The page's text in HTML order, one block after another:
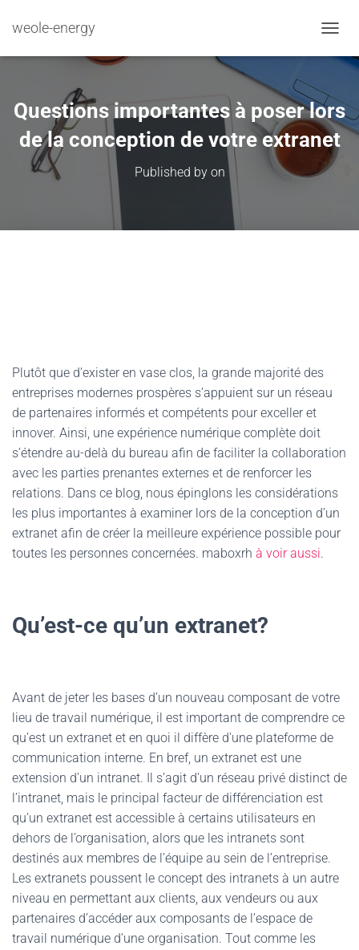
weole-energy
Questions importantes à poser lors
de la conception de votre extranet
Published by on
Plutôt que d’exister en vase clos, la grande majorité des
entreprises modernes prospères s’appuient sur un réseau
de partenaires informés et compétents pour exceller et
innover. Ainsi, une expérience numérique complète doit
s’étendre au-delà du bureau afin de faciliter la collaboration
avec les parties prenantes externes et de renforcer les
relations. Dans ce blog, nous épinglons les considérations
les plus importantes à examiner lors de la conception d’un
extranet afin de créer la meilleure expérience possible pour
toutes les personnes concernées. maboxrh à voir aussi.
Qu’est-ce qu’un extranet?
Avant de jeter les bases d’un nouveau composant de votre
lieu de travail numérique, il est important de comprendre ce
qu’est un extranet et en quoi il diffère d’une plateforme de
communication interne. En bref, un extranet est une
extension d’un intranet. Il s’agit d’un réseau privé distinct de
l’intranet, mais le principal facteur de différenciation est
qu’un extranet est accessible à certains utilisateurs en
dehors de l’organisation, alors que les intranets sont
destinés aux membres de l’équipe au sein de l’entreprise.
Les extranets poussent le concept des intranets à un autre
niveau en permettant aux clients, aux vendeurs ou aux
partenaires d’accéder aux composants de l’espace de
travail numérique d’une organisation. Tout comme les